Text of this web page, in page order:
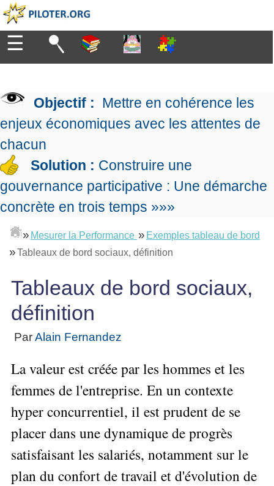
Diriger
de
l'entreprise
Démocratique
Conception
la
stratégie
de
des
Le
contrôle
▶
Tous
articles
»»»
▶
en
Organiser
la
L'Excellence
Opérationnelle
Lean
expliqué
La
Six
Sigma
Le
Qualité
outils
la
Qualité
Supply
Chain
Manager
Manager
projets
Les
du
chef
Les
Méthodes
projet
Construire
Gestion
risques
▶
Tous
les
Projet
Progresser
▶
Mesurer
la
performance
Tableau
bord
La
Gimsi
Tableau
avec
Tous
articles
Entreprendre
▶
De
Salarié→Entrepreneur
Méthode
pour
se
lancer
Outils
Entrepreneur
son
Entreprise
métier
de
freelance
Se
former
Guide
gratuit
de
Les
7
pour
réussir
s'auto-
évaluer ?
Tous
articles
★
☰
Objectif : Mettre en cohérence les
enjeux économiques avec les attentes de
chacun
Solution : Construire une
gouvernance participative : Une démarche
concrète en trois temps »»»
» Mesurer la Performance » Exemples tableau de bord
»Tableaux de bord sociaux, définition
Tableaux de bord sociaux,
définition
ParAlain Fernandez
La valeur est créée par les hommes et les
femmes de l'entreprise. En un contexte
hyper concurrentiel, il est prudent de se
placer dans une dynamique de progrès
satisfaisant les salariés, notamment sur le
plan du confort de travail et d'évolution de